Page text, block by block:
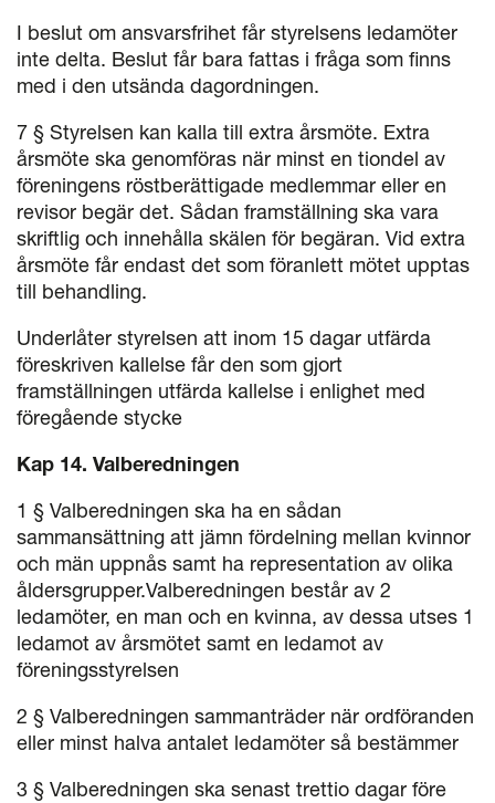
I beslut om ansvarsfrihet får styrelsens ledamöter
inte delta. Beslut får bara fattas i fråga som finns
med i den utsända dagordningen.
7 § Styrelsen kan kalla till extra årsmöte. Extra
årsmöte ska genomföras när minst en tiondel av
föreningens röstberättigade medlemmar eller en
revisor begär det. Sådan framställning ska vara
skriftlig och innehålla skälen för begäran. Vid extra
årsmöte får endast det som föranlett mötet upptas
till behandling.
Underlåter styrelsen att inom 15 dagar utfärda
föreskriven kallelse får den som gjort
framställningen utfärda kallelse i enlighet med
föregående stycke
Kap 14. Valberedningen
1 § Valberedningen ska ha en sådan
sammansättning att jämn fördelning mellan kvinnor
och män uppnås samt ha representation av olika
åldersgrupper.Valberedningen består av 2
ledamöter, en man och en kvinna, av dessa utses 1
ledamot av årsmötet samt en ledamot av
föreningsstyrelsen
2 § Valberedningen sammanträder när ordföranden
eller minst halva antalet ledamöter så bestämmer
3 § Valberedningen ska senast trettio dagar före